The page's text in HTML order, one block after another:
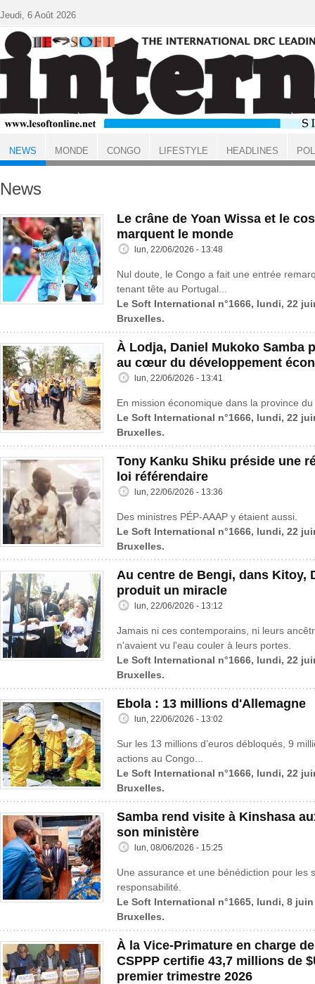
ACCUEIL
News
Le crâne de Yoan Wissa et le
marquent le monde
lun, 22/06/2026 - 13:48
Nul doute, le Congo a fait une entrée
tenant tête au Portugal...
Le Soft International n°1666, lundi, 22
Bruxelles.
À Lodja, Daniel Mukoko Samba
au cœur du développement
lun, 22/06/2026 - 13:41
En mission économique dans la province
Le Soft International n°1666, lundi, 22
Bruxelles.
Tony Kanku Shiku préside une
loi référendaire
lun, 22/06/2026 - 13:36
Des ministres PÉP-AAAP y étaient aussi.
Le Soft International n°1666, lundi, 22
Bruxelles.
Au centre de Bengi, dans Kitoy,
produit un miracle
lun, 22/06/2026 - 13:12
Jamais ni ces contemporains, ni leurs
n'avaient vu l'eau couler à leurs portes.
Le Soft International n°1666, lundi, 22
Bruxelles.
Ebola : 13 millions d'Allemagne
lun, 22/06/2026 - 13:02
Sur les 13 millions d’euros débloqués, 9
actions au Congo...
Le Soft International n°1666, lundi, 22
Bruxelles.
Samba rend visite à Kinshasa
son ministère
lun, 08/06/2026 - 15:25
Une assurance et une bénédiction pour les
responsabilité.
Le Soft International n°1665, lundi, 8
Bruxelles.
À la Vice-Primature en charge
CSPPP certifie 43,7 millions de
premier trimestre 2026
Jeudi, 6 Août 2026
NEWS MONDE CONGO LIFESTYLE HEADLINES